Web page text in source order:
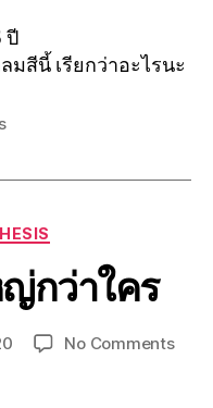
ปี
มสีนี้ เรียกว่าอะไรนะ
กว่าใคร
No Comments